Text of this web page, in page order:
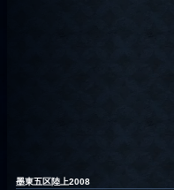
墨東五区陸上2008